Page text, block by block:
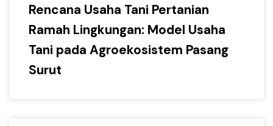
Rencana Usaha Tani Pertanian
Ramah Lingkungan: Model Usaha
Tani pada Agroekosistem Pasang
Surut